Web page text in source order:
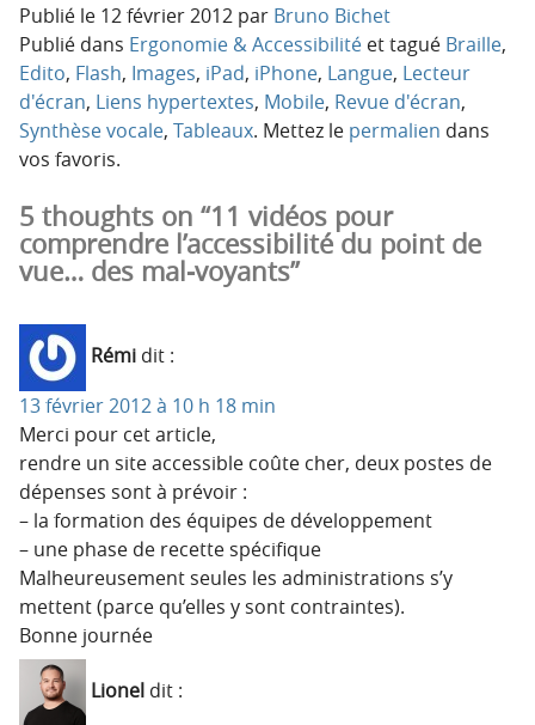
Publié le 12 février 2012 par Bruno Bichet
Publié dans Ergonomie & Accessibilité et tagué Braille,
Edito, Flash, Images, iPad, iPhone, Langue, Lecteur
d'écran, Liens hypertextes, Mobile, Revue d'écran,
Synthèse vocale, Tableaux. Mettez le permalien dans
vos favoris.
5 thoughts on “11 vidéos pour
comprendre l’accessibilité du point de
vue… des mal-voyants”
Rémi dit :
13 février 2012 à 10 h 18 min
Merci pour cet article,
rendre un site accessible coûte cher, deux postes de
dépenses sont à prévoir :
– la formation des équipes de développement
– une phase de recette spécifique
Malheureusement seules les administrations s’y
mettent (parce qu’elles y sont contraintes).
Bonne journée
Lionel dit :